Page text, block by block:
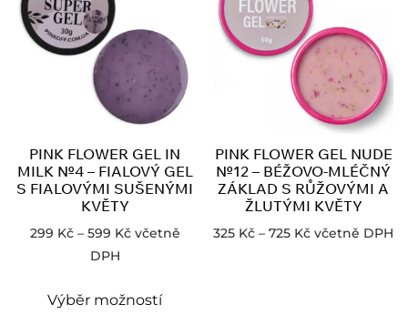
PINK FLOWER GEL IN
MILK №4 – FIALOVÝ GEL
S FIALOVÝMI SUŠENÝMI
KVĚTY
299 Kč – 599 Kč včetně
DPH
Výběr možností
PINK FLOWER GEL NUDE
№12 – BÉŽOVO-MLÉČNÝ
ZÁKLAD S RŮŽOVÝMI A
ŽLUTÝMI KVĚTY
325 Kč – 725 Kč včetně DPH